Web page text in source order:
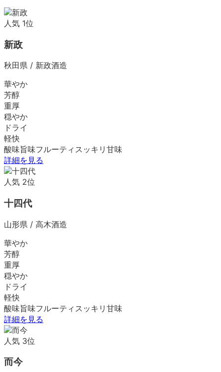
人気 1位
新政
秋田県 / 新政酒造
華やか
芳醇
重厚
穏やか
ドライ
軽快
酸味旨味フルーティ スッキリ 甘味
詳細を見る
人気 2位
十四代
山形県 / 高木酒造
華やか
芳醇
重厚
穏やか
ドライ
軽快
酸味旨味フルーティ スッキリ 甘味
詳細を見る
人気 3位
而今